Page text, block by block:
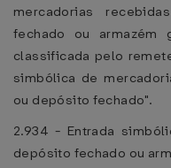
mercadorias
fechado ou armazém
classificada pelo
simbólica de
ou depósito fechado".
2.934 - Entrada
depósito fechado ou